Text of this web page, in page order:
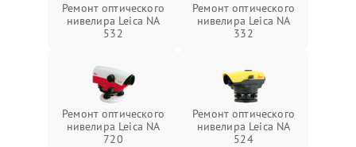
Ремонт оптического
нивелира Leica NA
532
Ремонт оптического
нивелира Leica NA
332
Ремонт оптического
нивелира Leica NA
720
Ремонт оптического
нивелира Leica NA
524